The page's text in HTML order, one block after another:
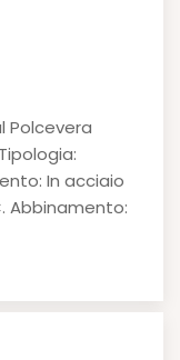
Polcevera
In acciaio
Abbinamento: